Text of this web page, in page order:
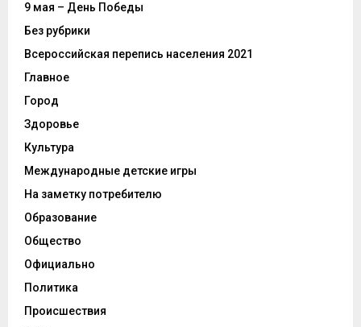
9 мая – День Победы
Без рубрики
Всероссийская перепись населения 2021
Главное
Город
Здоровье
Культура
Международные детские игры
На заметку потребителю
Образование
Общество
Официально
Политика
Происшествия